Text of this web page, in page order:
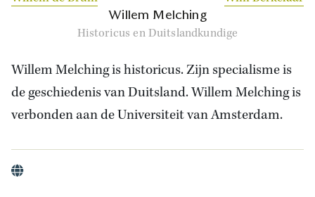
Willem Melching
Historicus en Duitslandkundige
Willem Melching is historicus. Zijn specialisme is
de geschiedenis van Duitsland. Willem Melching is
verbonden aan de Universiteit van Amsterdam.
Website